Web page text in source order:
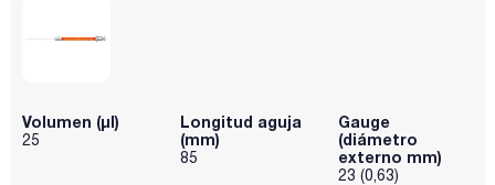
Volumen (µl)
25
Longitud aguja
(mm)
85
Gauge
(diámetro
externo mm)
23 (0,63)